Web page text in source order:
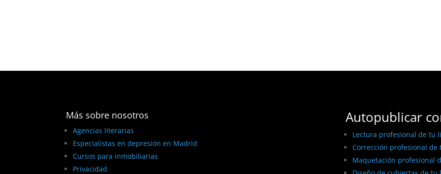
Más sobre nosotros
Agencias literarias
Especialistas en depresión en Madrid
Cursos para inmobiliarias
Privacidad
Autopublicar
Lectura profesional de tu
Corrección profesional de
Maquetación profesional